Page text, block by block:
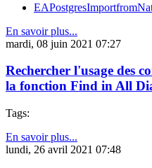
En savoir plus...
mardi, 08 juin 2021 07:27
Rechercher l'usage des
la fonction Find in All
Tags:
En savoir plus...
lundi, 26 avril 2021 07:48